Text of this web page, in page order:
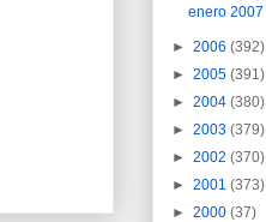
enero
► 2006 (392)
► 2005 (391)
► 2004 (380)
► 2003 (379)
► 2002 (370)
► 2001 (373)
► 2000 (37)